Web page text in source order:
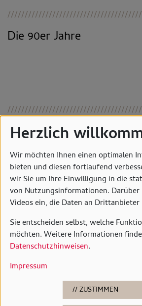
Die 90er Jahre
Lassen Sie sich
Ausstellungen und
Horst-Janssen-Museums
Bitte hier E-Mail-
Herzlich
Wir möchten Ihnen einen optimalen
bieten und diesen fortlaufend
wir Sie um Ihre Einwilligung in die
von Nutzungsinformationen.
Videos ein, die Daten an
Sie entscheiden selbst, welche
möchten. Weitere Informationen
Datenschutzhinweisen.
Impressum
ZUSTIMMEN